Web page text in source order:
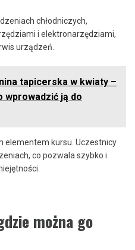
chłodniczych,
i elektronarzędziami,
urządzeń.
tapicerska w kwiaty –
wprowadzić ją do
elementem kursu. Uczestnicy
co pozwala szybko i
można go